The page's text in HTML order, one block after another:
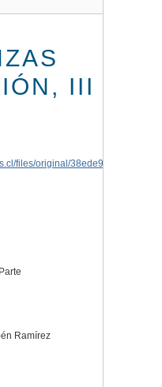
III
Ramírez